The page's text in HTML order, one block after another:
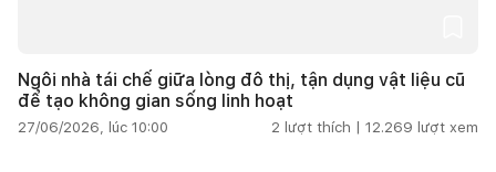
Ngôi nhà tái chế giữa lòng đô thị, tận dụng vật liệu cũ
để tạo không gian sống linh hoạt
27/06/2026, lúc 10:00 2 lượt thích | 12.269 lượt xem